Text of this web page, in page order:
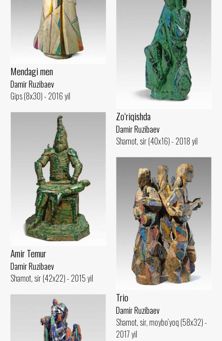
Mendagi men
Damir Ruzibaev
Gips (8x30) - 2016 yil
Zo‘riqishda
Damir Ruzibaev
Shamot, sir (40x16) - 2018 yil
Amir Temur
Damir Ruzibaev
Shamot, sir (42x22) - 2015 yil
Trio
Damir Ruzibaev
Shamot, sir, moybo‘yoq (58x32) -
2017 yil